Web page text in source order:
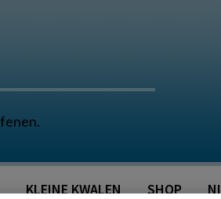
KLEINE KWALEN SHOP